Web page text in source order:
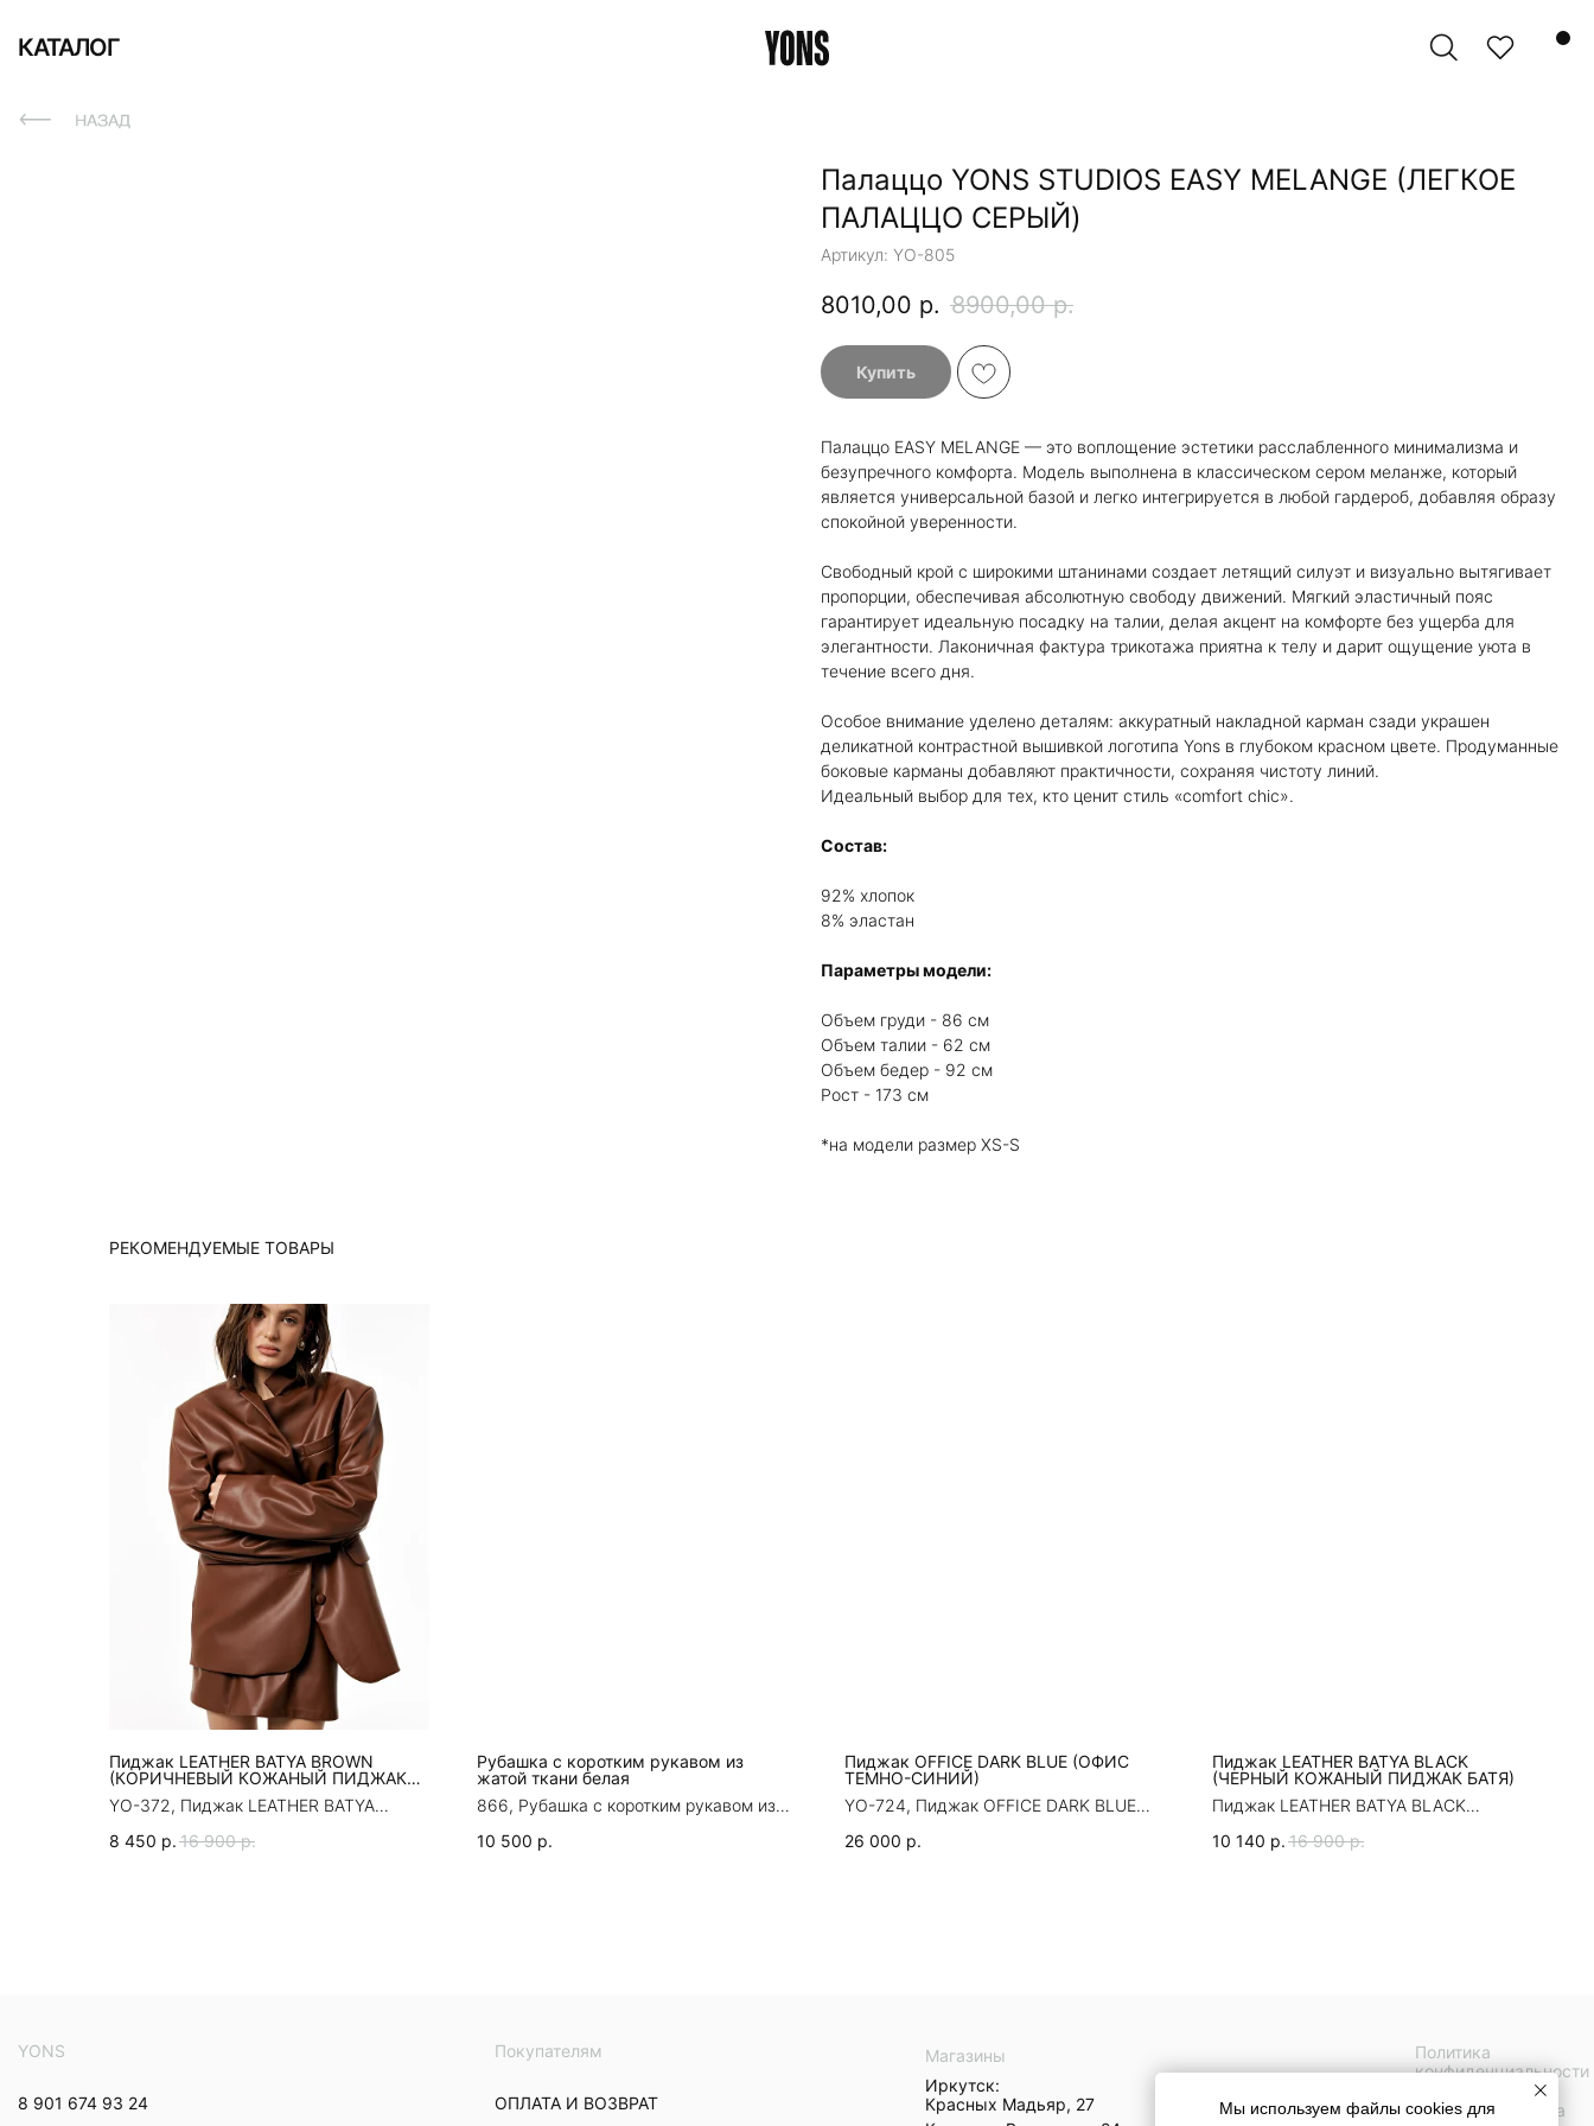
КАТАЛОГ
Палаццо YONS STUDIOS EASY MELANGE (ЛЕГКОЕ
ПАЛАЦЦО СЕРЫЙ)
Артикул: YO-805
8010,00 р. 8900,00 р.
Купить
Палаццо EASY MELANGE — это воплощение эстетики расслабленного минимализма и
безупречного комфорта. Модель выполнена в классическом сером меланже, который
является универсальной базой и легко интегрируется в любой гардероб, добавляя образу
спокойной уверенности.
Свободный крой с широкими штанинами создает летящий силуэт и визуально вытягивает
пропорции, обеспечивая абсолютную свободу движений. Мягкий эластичный пояс
гарантирует идеальную посадку на талии, делая акцент на комфорте без ущерба для
элегантности. Лаконичная фактура трикотажа приятна к телу и дарит ощущение уюта в
течение всего дня.
Особое внимание уделено деталям: аккуратный накладной карман сзади украшен
деликатной контрастной вышивкой логотипа Yons в глубоком красном цвете. Продуманные
боковые карманы добавляют практичности, сохраняя чистоту линий.
Идеальный выбор для тех, кто ценит стиль «comfort chic».
Состав:
92% хлопок
8% эластан
Параметры модели:
Объем груди - 86 см
Объем талии - 62 см
Объем бедер - 92 см
Рост - 173 см
*на модели размер XS-S
РЕКОМЕНДУЕМЫЕ ТОВАРЫ
Пиджак LEATHER BATYA BROWN
(КОРИЧНЕВЫЙ КОЖАНЫЙ ПИДЖАК
БАТЯ)
YO-372, Пиджак LEATHER BATYA
ПИДЖАК БАТЯ)
8 450 р. 16 900 р.
Рубашка с коротким рукавом из
жатой ткани белая
866, Рубашка с коротким рукавом из
10 500 р.
Пиджак OFFICE DARK BLUE (OФИС
ТЕМНО-СИНИЙ)
YO-724, Пиджак OFFICE DARK BLUE
26 000 р.
Пиджак LEATHER BATYA BLACK
(ЧЕРНЫЙ КОЖАНЫЙ ПИДЖАК БАТЯ)
Пиджак LEATHER BATYA BLACK
10 140 р. 16 900 р.
YONS
8 901 674 93 24
Покупателям
ОПЛАТА И ВОЗВРАТ
Иркутск:
Красных Мадьяр, 27
Политика
конфиденциальности
Публичная оферта
Магазины
Мы используем файлы cookies для